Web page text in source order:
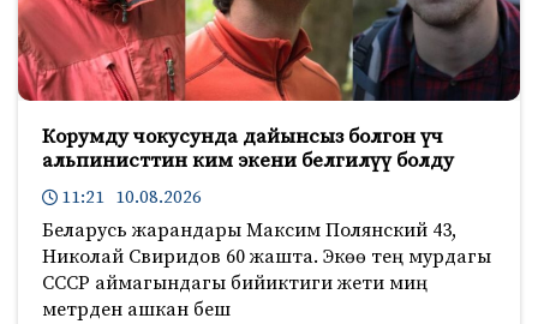
Корумду чокусунда дайынсыз болгон үч
альпинисттин ким экени белгилүү болду
11:21 10.08.2026
Беларусь жарандары Максим Полянский 43,
Николай Свиридов 60 жашта. Экөө тең мурдагы
СССР аймагындагы бийиктиги жети миң
метрден ашкан беш